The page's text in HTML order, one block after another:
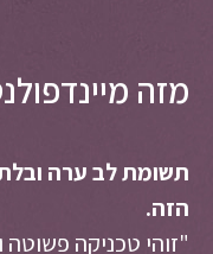
מזה
תשומת לב ערה
הזה.
"זוהי טכניקה